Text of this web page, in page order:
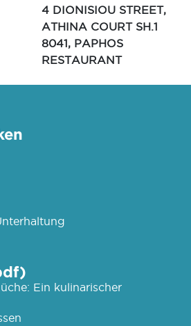
4 DIONISIOU STREET,
ATHINA COURT SH.1
8041, PAPHOS
RESTAURANT
Ein kulinarischer